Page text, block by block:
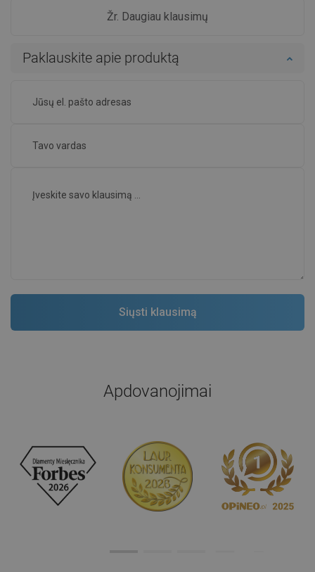
Žr. Daugiau klausimų
Paklauskite apie produktą
Apdovanojimai